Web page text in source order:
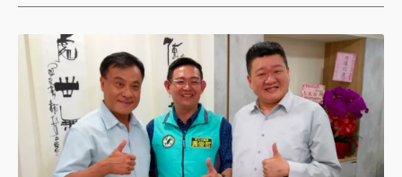
以上，並公布她詐助理費7項犯行；高金素梅的助理、
金曲歌王Matzka的岳父張俊傑則遭求刑16年以上。